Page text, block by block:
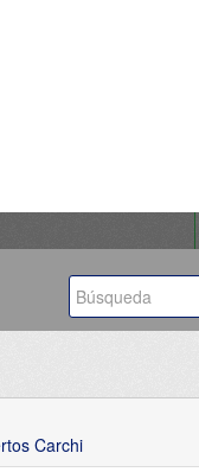
Carchi